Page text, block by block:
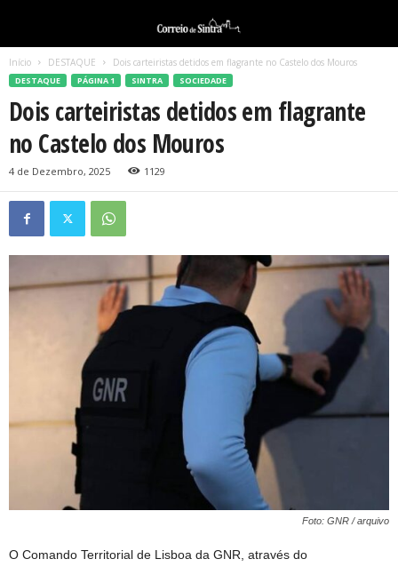
Início DESTAQUE Dois carteiristas detidos em flagrante no Castelo dos Mouros
DESTAQUE PÁGINA 1 SINTRA SOCIEDADE
Dois carteiristas detidos em flagrante
no Castelo dos Mouros
4 de Dezembro, 2025 1129
Foto: GNR / arquivo
O Comando Territorial de Lisboa da GNR, através do